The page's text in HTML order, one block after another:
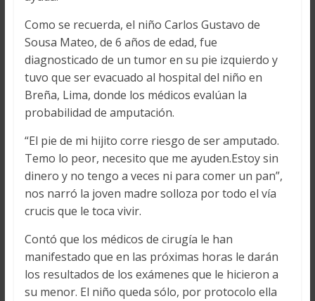
Como se recuerda, el niño Carlos Gustavo de
Sousa Mateo, de 6 años de edad, fue
diagnosticado de un tumor en su pie izquierdo y
tuvo que ser evacuado al hospital del niño en
Breña, Lima, donde los médicos evalúan la
probabilidad de amputación.
“El pie de mi hijito corre riesgo de ser amputado.
Temo lo peor, necesito que me ayuden.Estoy sin
dinero y no tengo a veces ni para comer un pan”,
nos narró la joven madre solloza por todo el vía
crucis que le toca vivir.
Contó que los médicos de cirugía le han
manifestado que en las próximas horas le darán
los resultados de los exámenes que le hicieron a
su menor. El niño queda sólo, por protocolo ella